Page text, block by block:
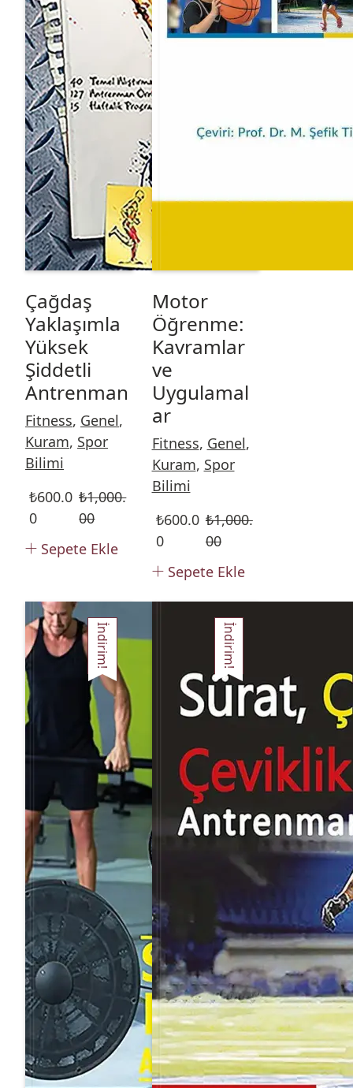
Çağdaş
Yaklaşımla
Yüksek
Şiddetli
Antrenman
Fitness, Genel,
Kuram, Spor
Bilimi
₺1,000.
00
₺600.0
0
Sepete Ekle
Motor
Öğrenme:
Kavramlar
ve
Uygulamal
ar
Fitness, Genel,
Kuram, Spor
Bilimi
₺1,000.
00
₺600.0
0
Sepete Ekle
İndirim! İndirim!